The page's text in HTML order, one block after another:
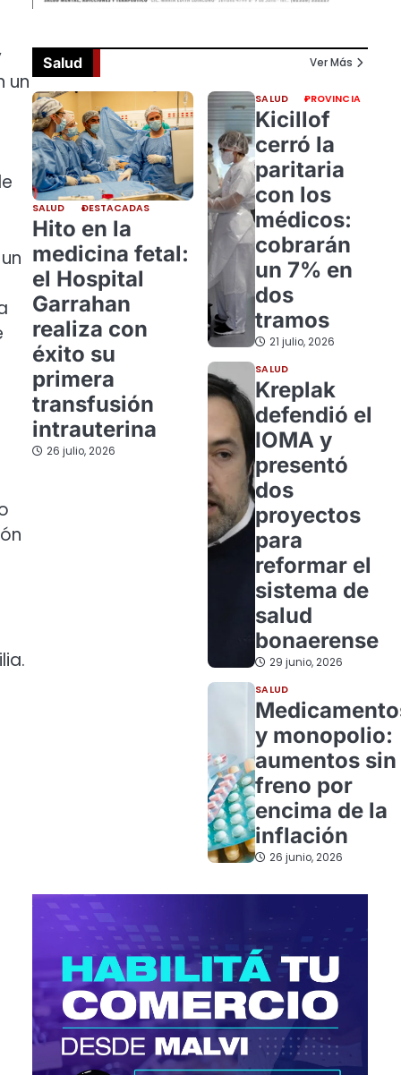
un
Salud Ver Más
SALUD DESTACADAS
Hito en la
medicina fetal:
el Hospital
Garrahan
realiza con
éxito su
primera
transfusión
intrauterina
26 julio, 2026
SALUD PROVINCIA
Kicillof
cerró la
paritaria
con los
médicos:
cobrarán
un 7% en
dos
tramos
21 julio, 2026
SALUD
Kreplak
defendió el
IOMA y
presentó
dos
proyectos
para
reformar el
sistema de
salud
bonaerense
29 junio, 2026
SALUD
y monopolio:
aumentos sin
freno por
encima de la
inflación
26 junio, 2026